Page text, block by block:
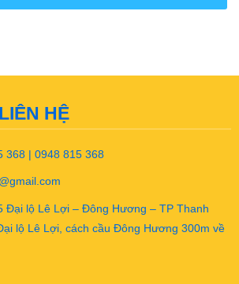
HỆ
368 | 0948 815 368
Đại lộ Lê Lợi – Đông Hương – TP Thanh
lộ Lê Lợi, cách cầu Đông Hương 300m về